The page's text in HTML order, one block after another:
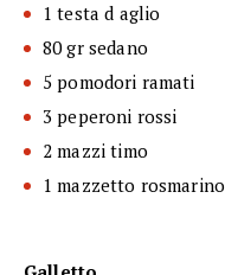
1 testa d aglio
80 gr sedano
5 pomodori ramati
3 peperoni rossi
2 mazzi timo
1 mazzetto rosmarino